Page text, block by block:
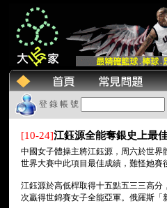
登 錄 帳 號
[10-24]江鈺源全能奪銀史上最
中國女子體操主將江鈺源，周六於世
世界大賽中此項目最佳成績，難怪她賽
江鈺源於高低桿取得十五點五三三高
次贏得世錦賽女子全能亞軍。俄羅斯